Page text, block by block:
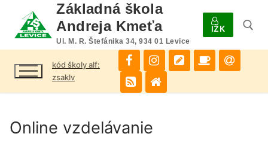
obsah
Základná škola
Andreja Kmeťa
Ul. M. R. Štefánika 34, 934 01 Levice
IŽK
Hľadať:
kód školy alf:
zsaklv
Online vzdelávanie